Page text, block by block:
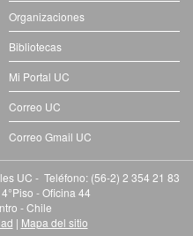
Organizaciones
Bibliotecas
Mi Portal UC
Correo UC
Correo Gmail UC
UC - Teléfono: (56-2) 2 354 21 83
- Oficina 44
- Chile
| Mapa del sitio